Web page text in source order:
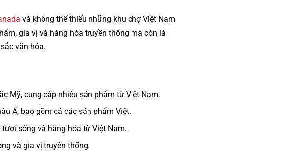
và không thể thiếu những khu chợ Việt Nam
gia vị và hàng hóa truyền thống mà còn là
văn hóa.
Mỹ, cung cấp nhiều sản phẩm từ Việt Nam.
Á, bao gồm cả các sản phẩm Việt.
sống và hàng hóa từ Việt Nam.
và gia vị truyền thống.